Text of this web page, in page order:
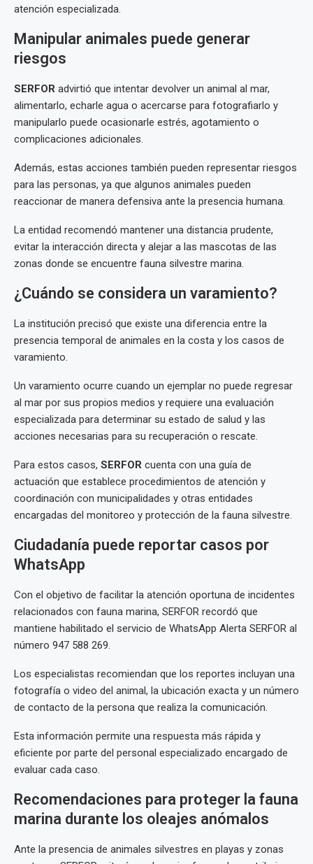
atención especializada.
Manipular animales puede generar
riesgos
SERFOR advirtió que intentar devolver un animal al mar,
alimentarlo, echarle agua o acercarse para fotografiarlo y
manipularlo puede ocasionarle estrés, agotamiento o
complicaciones adicionales.
Además, estas acciones también pueden representar riesgos
para las personas, ya que algunos animales pueden
reaccionar de manera defensiva ante la presencia humana.
La entidad recomendó mantener una distancia prudente,
evitar la interacción directa y alejar a las mascotas de las
zonas donde se encuentre fauna silvestre marina.
¿Cuándo se considera un varamiento?
La institución precisó que existe una diferencia entre la
presencia temporal de animales en la costa y los casos de
varamiento.
Un varamiento ocurre cuando un ejemplar no puede regresar
al mar por sus propios medios y requiere una evaluación
especializada para determinar su estado de salud y las
acciones necesarias para su recuperación o rescate.
Para estos casos, SERFOR cuenta con una guía de
actuación que establece procedimientos de atención y
coordinación con municipalidades y otras entidades
encargadas del monitoreo y protección de la fauna silvestre.
Ciudadanía puede reportar casos por
WhatsApp
Con el objetivo de facilitar la atención oportuna de incidentes
relacionados con fauna marina, SERFOR recordó que
mantiene habilitado el servicio de WhatsApp Alerta SERFOR al
número 947 588 269.
Los especialistas recomiendan que los reportes incluyan una
fotografía o video del animal, la ubicación exacta y un número
de contacto de la persona que realiza la comunicación.
Esta información permite una respuesta más rápida y
eficiente por parte del personal especializado encargado de
evaluar cada caso.
Recomendaciones para proteger la fauna
marina durante los oleajes anómalos
Ante la presencia de animales silvestres en playas y zonas